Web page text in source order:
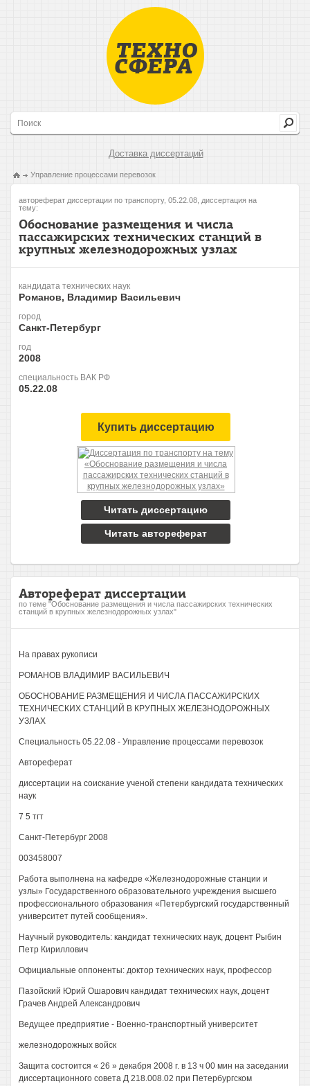
Доставка диссертаций
Управление процессами перевозок
автореферат диссертации по транспорту, 05.22.08, диссертация на
тему:
Обоснование размещения и числа
пассажирских технических станций в
крупных железнодорожных узлах
кандидата технических наук
Романов, Владимир Васильевич
город
Санкт-Петербург
год
2008
специальность ВАК РФ
05.22.08
Купить диссертацию
Читать диссертацию
Читать автореферат
Автореферат диссертации
по теме "Обоснование размещения и числа пассажирских технических
станций в крупных железнодорожных узлах"
На правах рукописи
РОМАНОВ ВЛАДИМИР ВАСИЛЬЕВИЧ
ОБОСНОВАНИЕ РАЗМЕЩЕНИЯ И ЧИСЛА ПАССАЖИРСКИХ
ТЕХНИЧЕСКИХ СТАНЦИЙ В КРУПНЫХ ЖЕЛЕЗНОДОРОЖНЫХ
УЗЛАХ
Специальность 05.22.08 - Управление процессами перевозок
Автореферат
диссертации на соискание ученой степени кандидата технических
наук
7 5 тгт
Санкт-Петербург 2008
003458007
Работа выполнена на кафедре «Железнодорожные станции и
узлы» Государственного образовательного учреждения высшего
профессионального образования «Петербургский государственный
университет путей сообщения».
Научный руководитель: кандидат технических наук, доцент Рыбин
Петр Кириллович
Официальные оппоненты: доктор технических наук, профессор
Пазойский Юрий Ошарович кандидат технических наук, доцент
Грачев Андрей Александрович
Ведущее предприятие - Военно-транспортный университет
железнодорожных войск
Защита состоится « 26 » декабря 2008 г. в 13 ч 00 мин на заседании
диссертационного совета Д 218.008.02 при Петербургском